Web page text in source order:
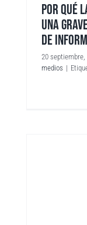
POR QUÉ
UNA
DE
20 septiembre,
medios |